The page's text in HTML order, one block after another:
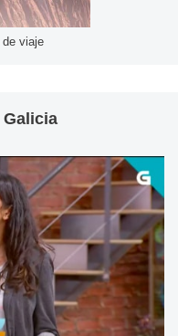
de viaje